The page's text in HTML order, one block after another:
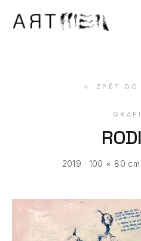
Výstavy
← ZPĚT DO
2019 · 100 × 80